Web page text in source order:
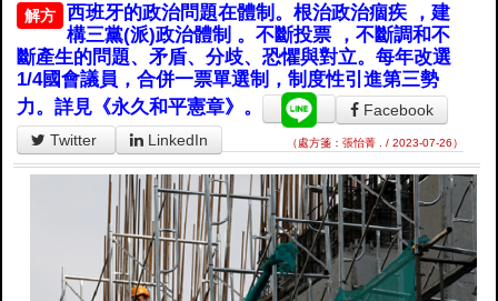
解方
西班牙的政治問題在體制。根治政治痼疾 ，建
構三黨(派)政治體制 。不斷投票 ，不斷調和不
斷產生的問題、矛盾、分歧、恐懼與對立。每年改選
1/4國會議員，合併一票單選制，制度性引進第三勢
力。詳見《永久和平憲章》。
Facebook
Twitter
LinkedIn （處方箋：張怡菁 . / 2023-07-26）